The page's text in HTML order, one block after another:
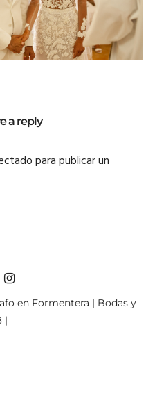
a reply
para publicar un
en Formentera | Bodas y
|